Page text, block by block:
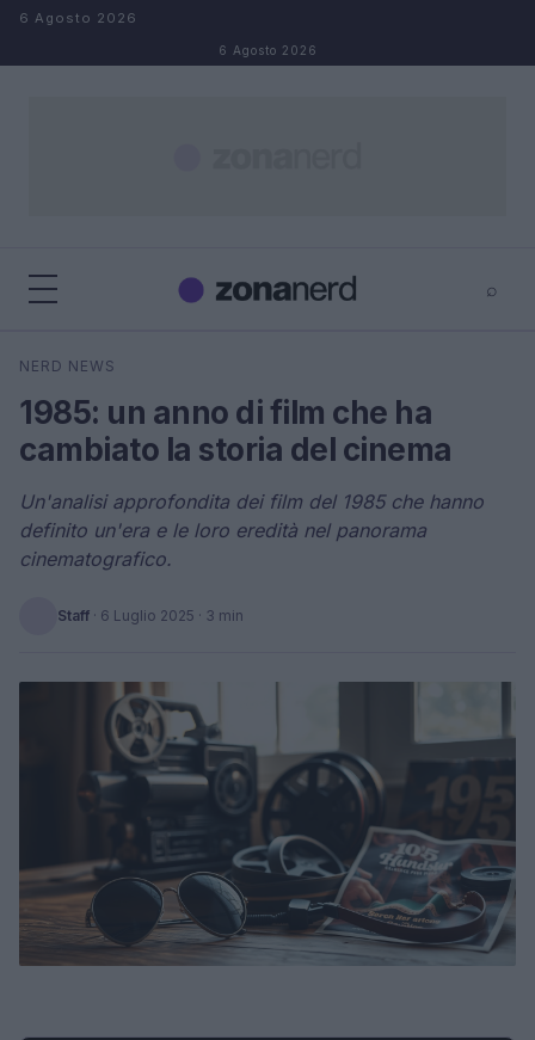
Salta al contenuto
6 Agosto 2026
6 Agosto 2026
⌕
Cerca
NERD NEWS
1985: un anno di film che ha
cambiato la storia del cinema
Un'analisi approfondita dei film del 1985 che hanno
definito un'era e le loro eredità nel panorama
cinematografico.
Staff · 6 Luglio 2025 · 3 min